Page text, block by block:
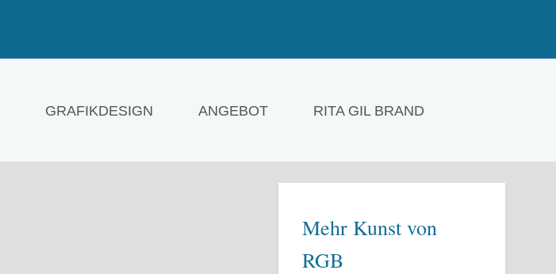
GRAFIKDESIGN ANGEBOT RITA GIL BRAND
Mehr Kunst von
RGB